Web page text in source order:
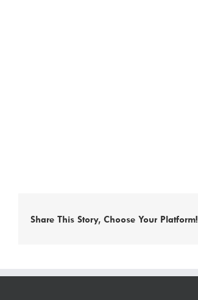
Share This Story, Choose Your Platform!